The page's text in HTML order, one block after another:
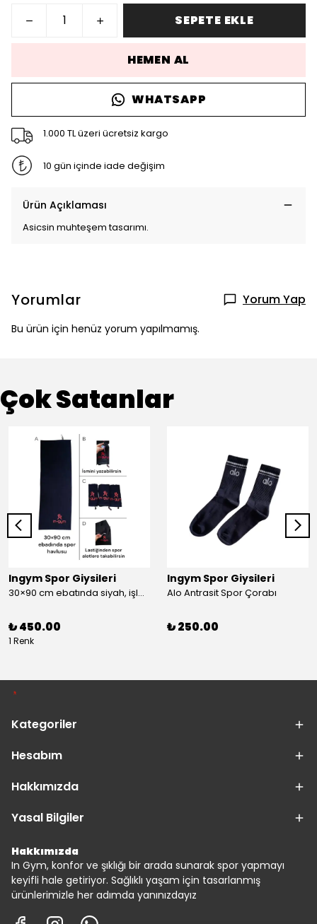
SEPETE EKLE
HEMEN AL
WHATSAPP
1.000 TL üzeri ücretsiz kargo
10 gün içinde iade değişim
Ürün Açıklaması
Asicsin muhteşem tasarımı.
Yorumlar Yorum Yap
Bu ürün için henüz yorum yapılmamış.
Çok Satanlar
Ingym Spor Giysileri
30×90 cm ebatında siyah, işlemeli spor havlusu
₺ 450.00
1 Renk
Ingym Spor Giysileri
Alo Antrasit Spor Çorabı
₺ 250.00
Kategoriler
Hesabım
Hakkımızda
Yasal Bilgiler
Hakkımızda
In Gym, konfor ve şıklığı bir arada sunarak spor yapmayı
keyifli hale getiriyor. Sağlıklı yaşam için tasarlanmış
ürünlerimizle her adımda yanınızdayız